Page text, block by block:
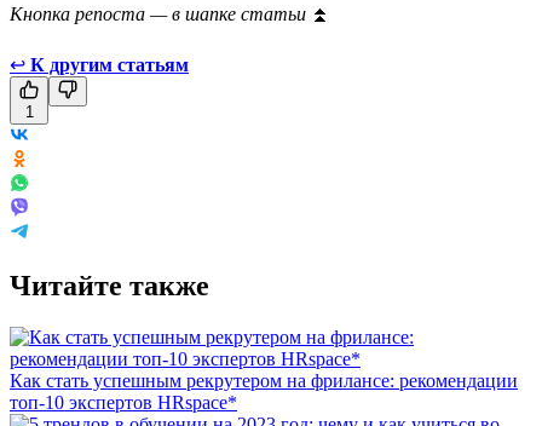
Кнопка репоста — в шапке статьи ⏫
↩ К другим статьям
1
Читайте также
Как стать успешным рекрутером на фрилансе: рекомендации
топ-10 экспертов HRspace*